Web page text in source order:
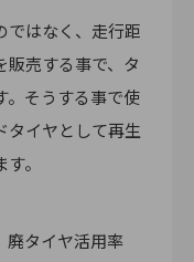
ではなく、走行距
販売する事で、タ
。そうする事で使
タイヤとして再生
。
廃タイヤ活用率